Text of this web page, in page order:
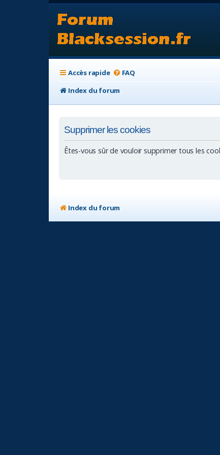
Accès rapide FAQ
Index du forum
Supprimer les cookies
Êtes-vous sûr de vouloir supprimer tous les
Index du forum